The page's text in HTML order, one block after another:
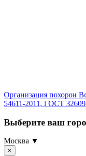
Организация похорон
54611-2011, ГОСТ
Выберите ваш
Москва ▼
×